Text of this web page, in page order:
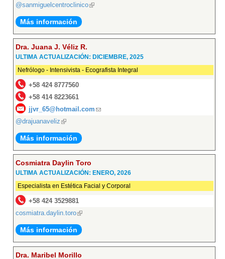
@sanmiguelcentroclinico(link
Más información
Dra. Juana J. Véliz R.
ULTIMA ACTUALIZACIÓN: DICIEMBRE, 2025
Nefrólogo - Intensivista - Ecografista Integral
+58 424 8777560
+58 414 8223661
jjvr_65@hotmail.com (link
@drajuanaveliz (link
is
external)
Más información
Cosmiatra Daylin Toro
ULTIMA ACTUALIZACIÓN: ENERO, 2026
Especialista en Estética Facial y Corporal
+58 424 3529881
cosmiatra.daylin.toro(link
is
external)
Más información
Dra. Maribel Morillo